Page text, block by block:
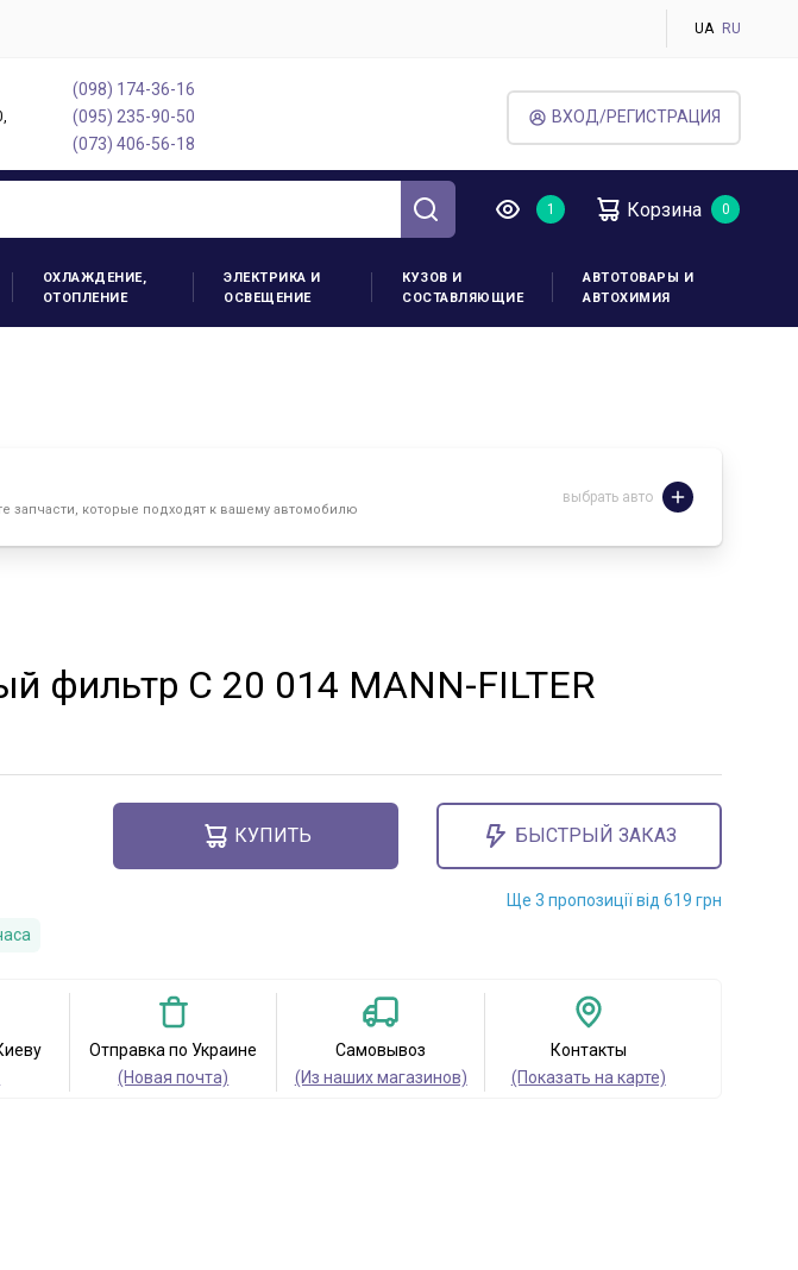
UA RU
(098) 174-36-16
(095) 235-90-50
(073) 406-56-18
ВХОД/РЕГИСТРАЦИЯ
Корзина
ОХЛАЖДЕНИЕ,
ОТОПЛЕНИЕ
ЭЛЕКТРИКА И
ОСВЕЩЕНИЕ
КУЗОВ И
СОСТАВЛЯЮЩИЕ
АВТОТОВАРЫ И
АВТОХИМИЯ
запчасти, которые подходят к вашему автомобилю
выбрать авто
фильтр C 20 014 MANN-FILTER
КУПИТЬ БЫСТРЫЙ ЗАКАЗ
Ще 3 пропозиції від 619 грн
Отправка по Украине
(Новая почта)
Самовывоз
(Из наших магазинов)
Контакты
(Показать на карте)